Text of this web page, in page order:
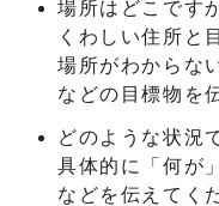
場所はどこです
くわしい住所と
場所がわからな
などの目標物を
どのような状況
具体的に「何が
などを伝えてく